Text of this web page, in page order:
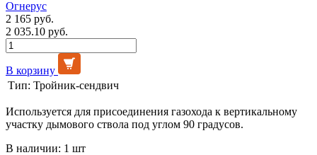
Огнерус
2 165 руб.
2 035.10 руб.
В корзину
Тип: Тройник-сендвич
Используется для присоединения газохода к вертикальному
участку дымового ствола под углом 90 градусов.
В наличии: 1 шт